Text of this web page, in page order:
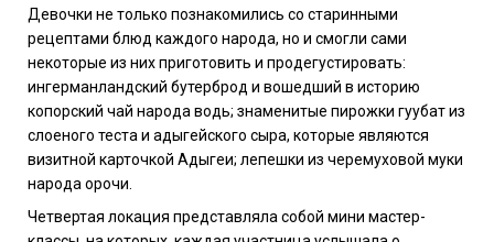
Девочки не только познакомились со старинными
рецептами блюд каждого народа, но и смогли сами
некоторые из них приготовить и продегустировать:
ингерманландский бутерброд и вошедший в историю
копорский чай народа водь; знаменитые пирожки гуубат из
слоеного теста и адыгейского сыра, которые являются
визитной карточкой Адыгеи; лепешки из черемуховой муки
народа орочи.
Четвертая локация представляла собой мини мастер-